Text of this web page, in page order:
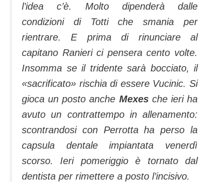
l’idea c’è. Molto dipenderà dalle
condizioni di Totti che smania per
rientrare. E prima di rinunciare al
capitano Ranieri ci pensera cento volte.
Insomma se il tridente sarà bocciato, il
«sacrificato» rischia di essere Vucinic. Si
gioca un posto anche Mexesche ieri ha
avuto un contrattempo in allenamento:
scontrandosi con Perrotta ha perso la
capsula dentale impiantata venerdì
scorso. Ieri pomeriggio è tornato dal
dentista per rimettere a posto l’incisivo.